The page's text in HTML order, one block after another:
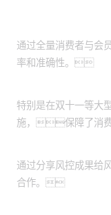
通过全量消费者与会
率和准确性。
特别是在双十一等大
施，保障了消
通过分享风控成果
合作。